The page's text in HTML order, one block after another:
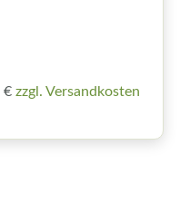
€ zzgl. Versandkosten